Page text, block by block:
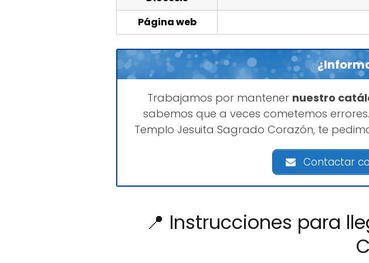
Página web
Trabajamos por mantener nuestro
sabemos que a veces cometemos
Templo Jesuita Sagrado Corazón, te
Contactar
📍 Instrucciones para